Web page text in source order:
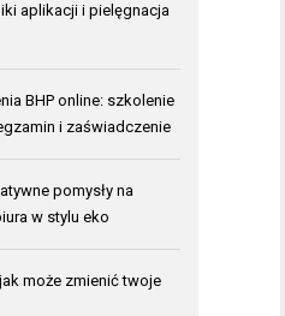
aplikacji i pielęgnacja
BHP online: szkolenie
i zaświadczenie
pomysły na
w stylu eko
może zmienić twoje